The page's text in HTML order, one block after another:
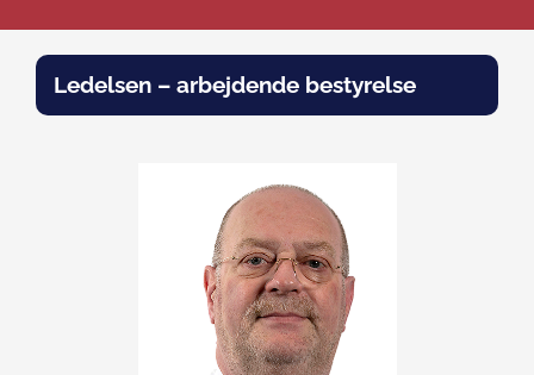
Ledelsen – arbejdende bestyrelse